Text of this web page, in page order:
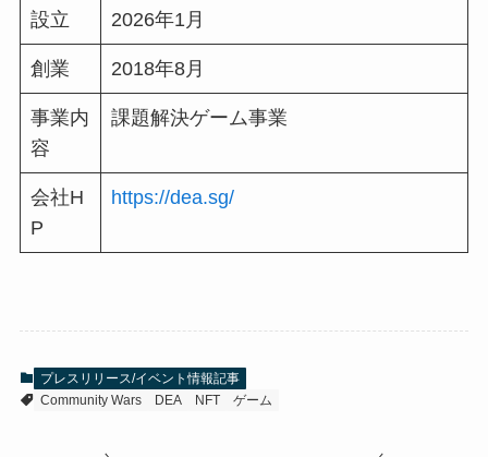
設立 2026年1月
創業 2018年8月
事業内
容
課題解決ゲーム事業
会社H
P
https://dea.sg/
プレスリリース/イベント情報記事
Community Wars
DEA NFT ゲーム